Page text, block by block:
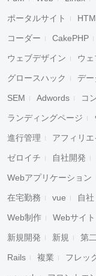
ポータルサイト
コーダー CakePHP
ウェブデザイン ウ
グロースハック デー
SEM Adwords コ
ランディングページ
進行管理 アフィリエ
ゼロイチ 自社開発
Webアプリケーション
在宅勤務 vue 自社
Web制作 Webサイト
新規開発 新規 第
Rails 複業 フレッ